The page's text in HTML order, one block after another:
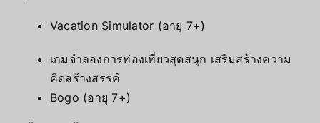
Vacation Simulator (อายุ 7+)
เกมจำลองการท่องเที่ยวสุดสนุก เสริมสร้างความ
คิดสร้างสรรค์
Bogo (อายุ 7+)